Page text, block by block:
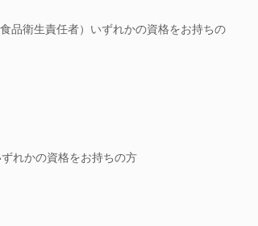
品衛生責任者）いずれかの資格をお持ちの
れかの資格をお持ちの方